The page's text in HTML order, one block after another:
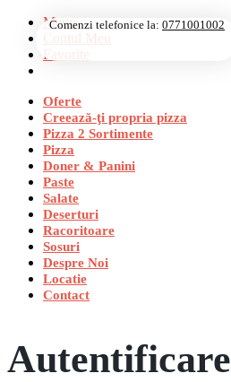
Menu
Favorite
Oferte
Creează-ţi propria pizza
Pizza 2 Sortimente
Pizza
Doner & Panini
Paste
Salate
Deserturi
Racoritoare
Sosuri
Despre Noi
Locatie
Contact
Autentificare
Comenzi telefonice la: 0771001002